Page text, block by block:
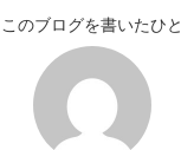
このブログを書いたひと